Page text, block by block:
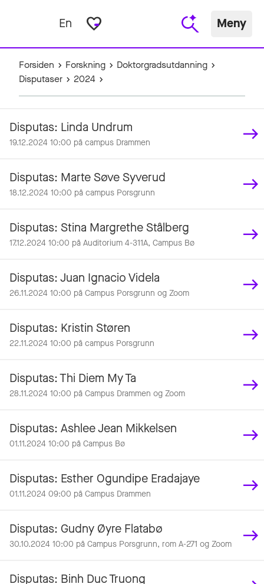
En favorite_border Meny
Forsiden Forskning
Doktorgradsutdanning
Disputaser
2024
Disputas: Linda Undrum
19.12.2024 10:00 på campus Drammen
Disputas: Marte Søve Syverud
18.12.2024 10:00 på campus Porsgrunn
Disputas: Stina Margrethe Stålberg
17.12.2024 10:00 på Auditorium 4-311A, Campus Bø
Disputas: Juan Ignacio Videla
26.11.2024 10:00 på Campus Porsgrunn og Zoom
Disputas: Kristin Støren
22.11.2024 10:00 på campus Porsgrunn
Disputas: Thi Diem My Ta
28.11.2024 10:00 på Campus Drammen og Zoom
Disputas: Ashlee Jean Mikkelsen
01.11.2024 10:00 på Campus Bø
Disputas: Esther Ogundipe Eradajaye
01.11.2024 09:00 på Campus Drammen
Disputas: Gudny Øyre Flatabø
30.10.2024 10:00 på Campus Porsgrunn, rom A-271 og Zoom
Disputas: Binh Duc Truong